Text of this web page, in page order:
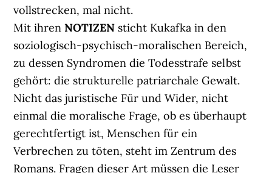
vollstrecken, mal nicht.
Mit ihrenNOTIZEN sticht Kukafka in den
soziologisch-psychisch-moralischen Bereich,
zu dessen Syndromen die Todesstrafe selbst
gehört: die strukturelle patriarchale Gewalt.
Nicht das juristische Für und Wider, nicht
einmal die moralische Frage, ob es überhaupt
gerechtfertigt ist, Menschen für ein
Verbrechen zu töten, steht im Zentrum des
Romans. Fragen dieser Art müssen die Leser